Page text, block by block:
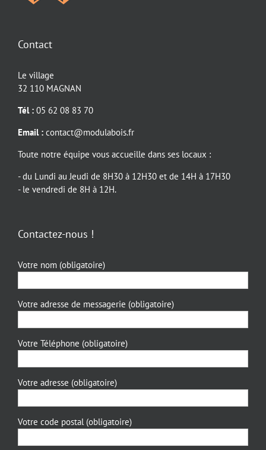
Contact
Le village
32 110 MAGNAN
Tél : 05 62 08 83 70
Email : contact@modulabois.fr
Toute notre équipe vous accueille dans ses locaux :
- du Lundi au Jeudi de 8H30 à 12H30 et de 14H à 17H30
- le vendredi de 8H à 12H.
Contactez-nous !
Votre nom (obligatoire)
Votre adresse de messagerie (obligatoire)
Votre Téléphone (obligatoire)
Votre adresse (obligatoire)
Votre code postal (obligatoire)